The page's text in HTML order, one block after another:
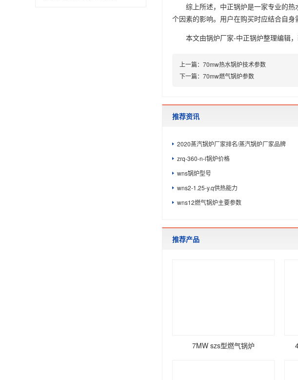
综上所述，中正锅炉是一家专业的
个因素的影响。用户在购买时应结合自
本文由锅炉厂家-中正锅炉整理编辑
上一篇： 70mw热水锅炉技术参数
下一篇： 70mw燃气锅炉参数
推荐资讯
2020蒸汽锅炉厂家排名/蒸汽锅炉厂家品牌
zrq-360-n-l锅炉价格
wns锅炉型号
wns2-1.25-y.q供热能力
wns12燃气锅炉主要参数
推荐产品
7MW szs型燃气锅炉